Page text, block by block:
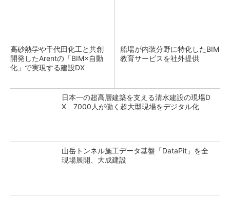
高砂熱学や千代田化工と共創
開発したArentの「BIM×自動
化」で実現する建設DX
船場が内装分野に特化したBIM
教育サービスを社外提供
日本一の超高層建築を支える清水建設の現場D
X 7000人が働く超大型現場をデジタル化
山岳トンネル施工データ基盤「DataPit」を全
現場展開、大成建設